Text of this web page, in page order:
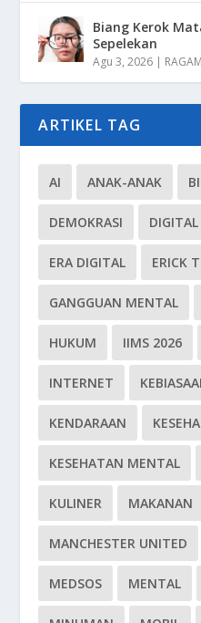
Biang Kerok
Sepelekan
Agu 3, 2026 | RAGAM
ARTIKEL TAG
AI ANAK-ANAK
DEMOKRASI DIGITAL
ERA DIGITAL ERICK
GANGGUAN MENTAL
HUKUM IIMS 2026
INTERNET
KENDARAAN
KESEHATAN MENTAL
KULINER MAKANAN
MANCHESTER UNITED
MEDSOS MENTAL